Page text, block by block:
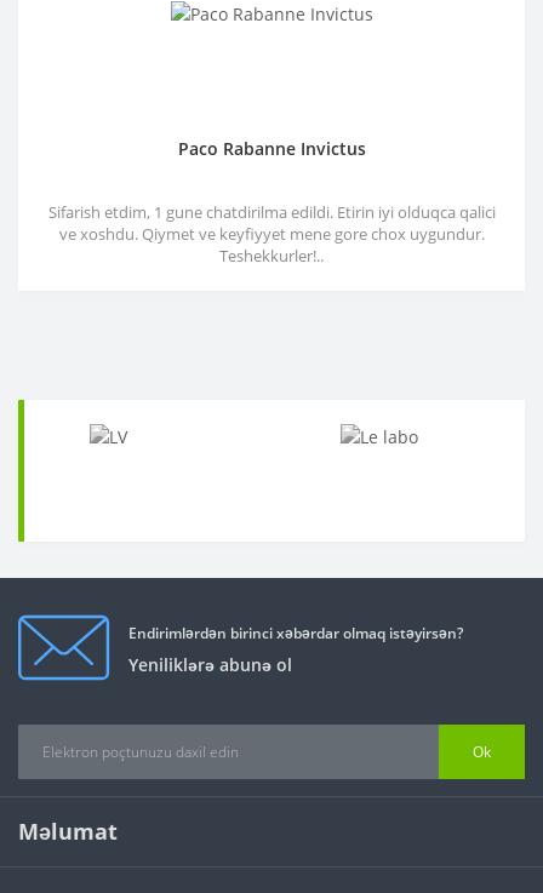
Paco Rabanne Invictus
Sifarish etdim, 1 gune chatdirilma edildi. Etirin iyi olduqca qalici
ve xoshdu. Qiymet ve keyfiyyet mene gore chox uygundur.
Teshekkurler!..
Endirimlərdən birinci xəbərdar olmaq istəyirsən?
Yeniliklərə abunə ol
Ok
Məlumat